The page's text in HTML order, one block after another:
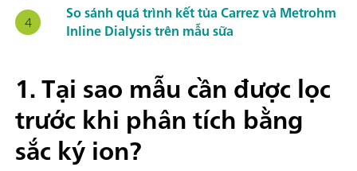
So sánh quá trình kết tủa Carrez và Metrohm
Inline Dialysis trên mẫu sữa
1.Tại sao mẫu cần được lọc
trước khi phân tích bằng
sắc ký ion?